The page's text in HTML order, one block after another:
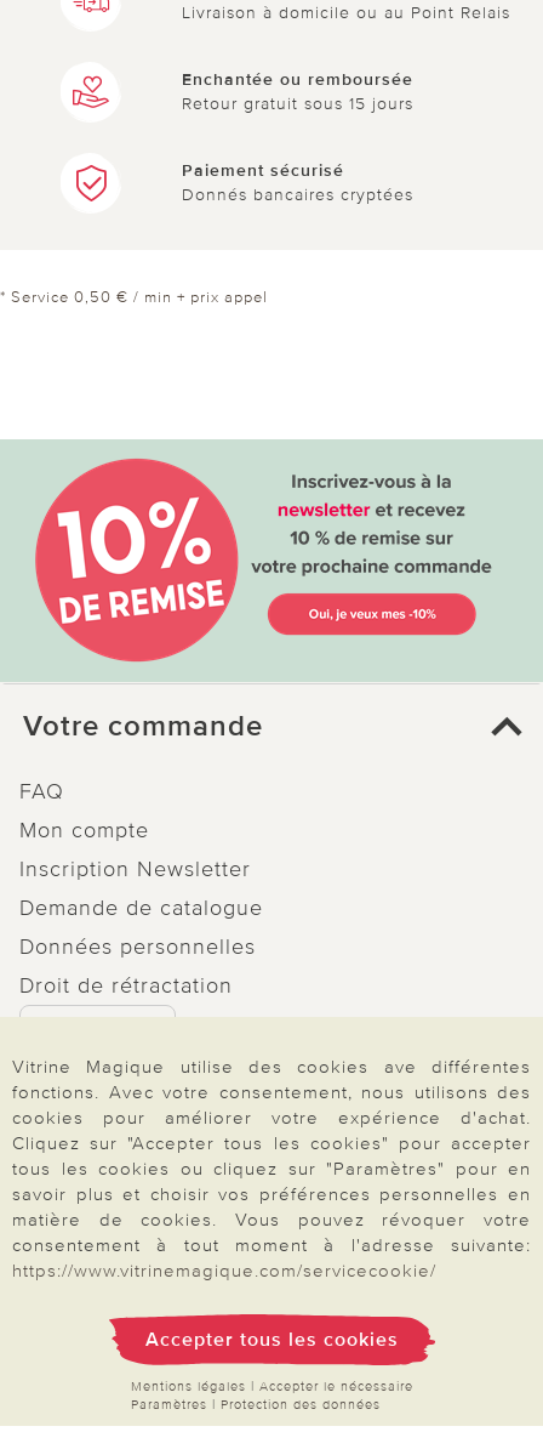
Livraison à domicile ou au Point Relais
Enchantée ou remboursée
Retour gratuit sous 15 jours
Paiement sécurisé
Donnés bancaires cryptées
* Service 0,50 € / min + prix appel
Votre commande
FAQ
Mon compte
Inscription Newsletter
Demande de catalogue
Données personnelles
Droit de rétractation
Paiement & Livraison
À propos de nous
Besoin d'aide?
Vitrine Magique utilise des cookies ave différentes
fonctions. Avec votre consentement, nous utilisons des
cookies pour améliorer votre expérience d'achat.
Cliquez sur "Accepter tous les cookies" pour accepter
tous les cookies ou cliquez sur "Paramètres" pour en
savoir plus et choisir vos préférences personnelles en
matière de cookies. Vous pouvez révoquer votre
consentement à tout moment à l'adresse suivante:
https://www.vitrinemagique.com/servicecookie/
Accepter tous les cookies
Mentions légales | Accepter le nécessaire
Paramètres | Protection des données